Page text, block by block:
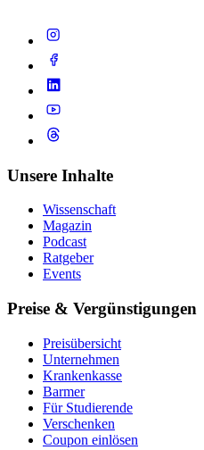
Unsere Inhalte
Wissenschaft
Magazin
Podcast
Ratgeber
Events
Preise & Vergünstigungen
Preisübersicht
Unternehmen
Krankenkasse
Barmer
Für Studierende
Ver­schen­ken
Coupon einlösen